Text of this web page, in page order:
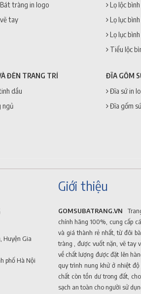
tràng in logo
tay
Lọ lộc
Lọ lục
Lọ lục
Tiểu lộc
ĐÈN TRANG TRÍ
dầu
ngủ
ĐĨA GỐM
Đĩa sứ in
Đĩa gốm
Huyện Gia
phố Hà Nội
Giới thiệu
GOMSUBATRANG.VN
chính hãng 100%, cung cấp
và giá thành rẻ nhất, từ đôi
tràng , được vuốt nặn, vẽ tay
về chất lượng được đặt lên
quy trình nung khử ở nhiệt
chất còn tồn dư trong đất,
sạch an toàn cho người sử